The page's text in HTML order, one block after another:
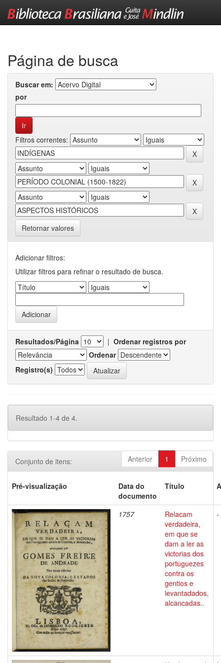
Página de busca
Buscar em:
por
Filtros correntes:
Retornar valores
Adicionar filtros:
Utilizar filtros para refinar o resultado de busca.
Resultados/Página | Ordenar registros por
Ordenar
Registro(s)
Resultado 1-4 de 4.
Anterior 1 Próximo
Conjunto de itens:
Pré-visualização
Data do
documento
Título
1757
Relacam
verdadeira,
em que se
dam a ler as
victorias dos
portuguezes
contra os
gentios e
levantadados,
alcancadas..
-